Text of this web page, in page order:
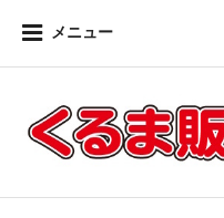
メニュー